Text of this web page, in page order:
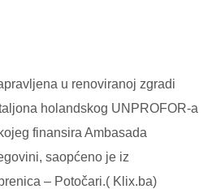
u renoviranoj zgradi
holandskog UNPROFOR-a
finansira Ambasada
saopćeno je iz
– Potočari.( Klix.ba)